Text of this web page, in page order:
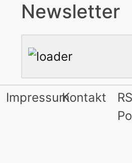
Newsletter
ImpressumKontakt